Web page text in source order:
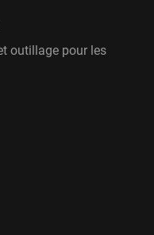
outillage pour les